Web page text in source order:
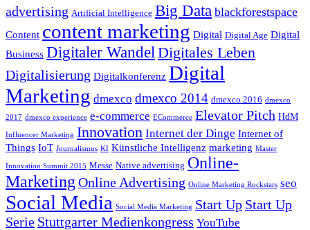
advertising Artificial Intelligence Big Data blackforestspace
Content content marketing Digital Digital Age Digital
Business Digitaler Wandel Digitales Leben
Digitalisierung Digitalkonferenz Digital
Marketing dmexco dmexco 2014 dmexco 2016 dmexco
2017 dmexco experience e-commerce ECommerce Elevator Pitch HdM
Influencer Marketing Innovation Internet der Dinge Internet of
Things IoT Journalismus KI Künstliche Intelligenz marketing Master
Innovation Summit 2015 Messe Native advertising Online-
Marketing Online Advertising Online Marketing Rockstars seo
Social Media Social Media Marketing Start Up Start Up
Serie Stuttgarter Medienkongress YouTube